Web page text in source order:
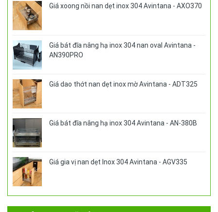
Giá xoong nồi nan dẹt inox 304 Avintana - AXO370
Giá bát đĩa nâng hạ inox 304 nan oval Avintana -
AN390PRO
Giá dao thớt nan dẹt inox mờ Avintana - ADT325
Giá bát đĩa nâng hạ inox 304 Avintana - AN-380B
Giá gia vị nan dẹt Inox 304 Avintana - AGV335